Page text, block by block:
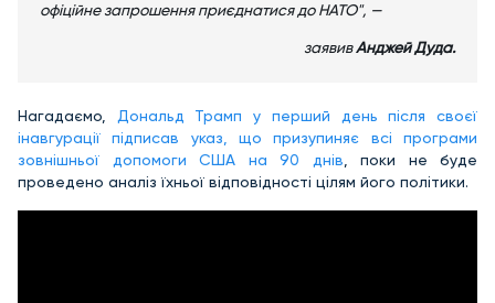
офіційне запрошення приєднатися до НАТО", —
заявивАнджей Дуда.
Нагадаємо, Дональд Трамп у перший день після своєї
інавгурації підписав указ, що призупиняє всі програми
зовнішньої допомоги США на 90 днів, поки не буде
проведено аналіз їхньої відповідності цілям його політики.